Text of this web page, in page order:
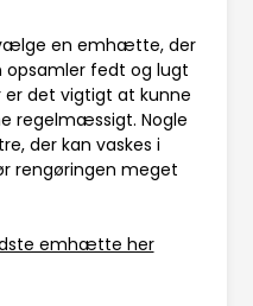
en emhætte, der
fedt og lugt
det vigtigt at kunne
regelmæssigt. Nogle
der kan vaskes i
rengøringen meget
emhætte her